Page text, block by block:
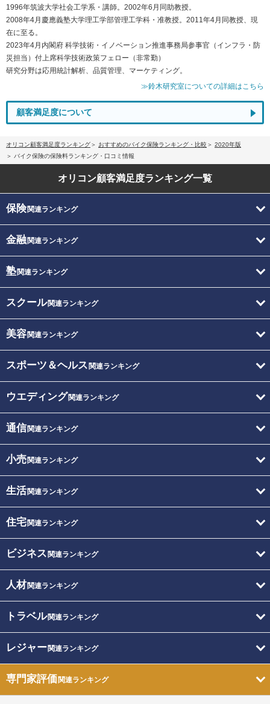
1996年筑波大学社会工学系・講師。2002年6月同助教授。
2008年4月慶應義塾大学理工学部管理工学科・准教授。2011年4月同教授、現
在に至る。
2023年4月内閣府 科学技術・イノベーション推進事務局参事官（インフラ・防
災担当）付上席科学技術政策フェロー（非常勤）
研究分野は応用統計解析、品質管理、マーケティング。
≫鈴木研究室についての詳細はこちら
顧客満足度について
オリコン顧客満足度ランキング おすすめのバイク保険ランキング・比較
2020年版
バイク保険の保険料ランキング・口コミ情報
オリコン顧客満足度ランキング一覧
保険関連ランキング
金融関連ランキング
塾関連ランキング
スクール関連ランキング
美容関連ランキング
スポーツ＆ヘルス 関連ランキング
ウエディング関連ランキング
通信関連ランキング
小売関連ランキング
生活関連ランキング
住宅関連ランキング
ビジネス 関連ランキング
人材関連ランキング
トラベル関連ランキング
レジャー関連ランキング
専門家評価関連ランキング